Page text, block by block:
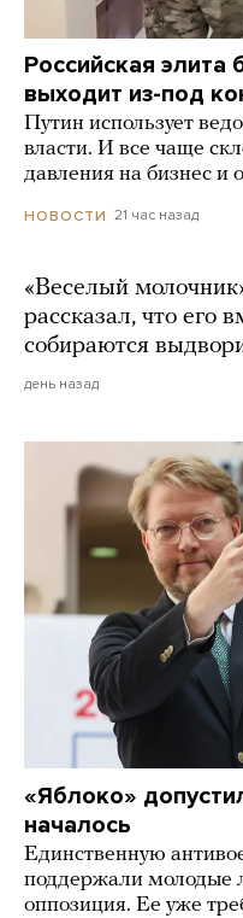
Российская элита
выходит из-под
Путин использует
власти. И все чаще
давления на бизнес и
НОВОСТИ 21 час назад
«Веселый
рассказал, что его
собираются
день назад
«Яблоко»
началось
Единственную
поддержали молодые
оппозиция. Ее уже